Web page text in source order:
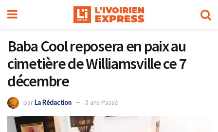
Baba Cool reposera en paix au
cimetière de Williamsville ce 7
décembre
parLa Rédaction 3 ans Passé